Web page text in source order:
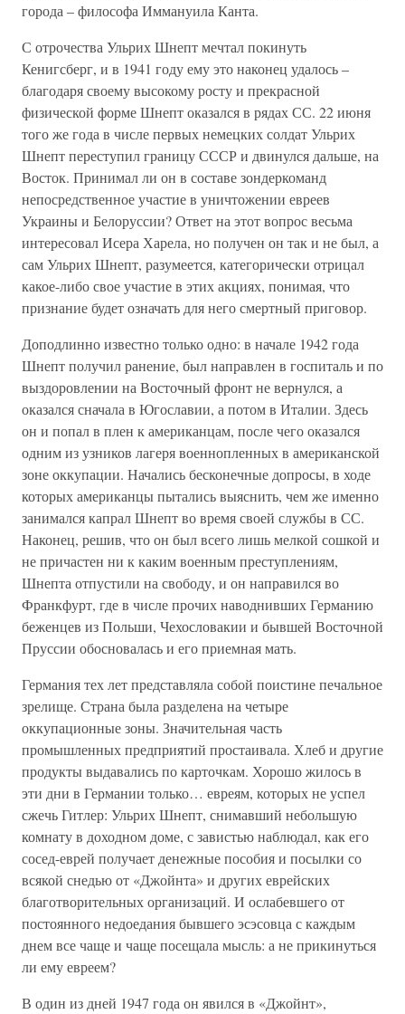
города – философа Иммануила Канта.
С отрочества Ульрих Шнепт мечтал покинуть
Кенигсберг, и в 1941 году ему это наконец удалось –
благодаря своему высокому росту и прекрасной
физической форме Шнепт оказался в рядах СС. 22 июня
того же года в числе первых немецких солдат Ульрих
Шнепт переступил границу СССР и двинулся дальше, на
Восток. Принимал ли он в составе зондеркоманд
непосредственное участие в уничтожении евреев
Украины и Белоруссии? Ответ на этот вопрос весьма
интересовал Исера Харела, но получен он так и не был, а
сам Ульрих Шнепт, разумеется, категорически отрицал
какое-либо свое участие в этих акциях, понимая, что
признание будет означать для него смертный приговор.
Доподлинно известно только одно: в начале 1942 года
Шнепт получил ранение, был направлен в госпиталь и по
выздоровлении на Восточный фронт не вернулся, а
оказался сначала в Югославии, а потом в Италии. Здесь
он и попал в плен к американцам, после чего оказался
одним из узников лагеря военнопленных в американской
зоне оккупации. Начались бесконечные допросы, в ходе
которых американцы пытались выяснить, чем же именно
занимался капрал Шнепт во время своей службы в СС.
Наконец, решив, что он был всего лишь мелкой сошкой и
не причастен ни к каким военным преступлениям,
Шнепта отпустили на свободу, и он направился во
Франкфурт, где в числе прочих наводнивших Германию
беженцев из Польши, Чехословакии и бывшей Восточной
Пруссии обосновалась и его приемная мать.
Германия тех лет представляла собой поистине печальное
зрелище. Страна была разделена на четыре
оккупационные зоны. Значительная часть
промышленных предприятий простаивала. Хлеб и другие
продукты выдавались по карточкам. Хорошо жилось в
эти дни в Германии только… евреям, которых не успел
сжечь Гитлер: Ульрих Шнепт, снимавший небольшую
комнату в доходном доме, с завистью наблюдал, как его
сосед-еврей получает денежные пособия и посылки со
всякой снедью от «Джойнта» и других еврейских
благотворительных организаций. И ослабевшего от
постоянного недоедания бывшего эсэсовца с каждым
днем все чаще и чаще посещала мысль: а не прикинуться
ли ему евреем?
В один из дней 1947 года он явился в «Джойнт»,